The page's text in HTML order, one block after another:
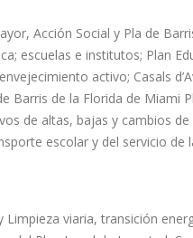
Acción Social y Pla de
escuelas e institutos; Plan
activo; Casals
Barris de la Florida de Miami
de altas, bajas y cambios
escolar y del servicio de
Limpieza viaria, transición